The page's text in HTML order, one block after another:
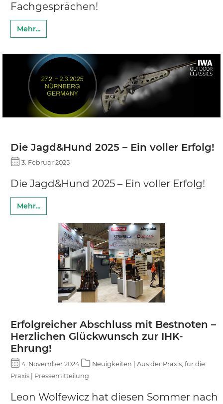
Fachgesprächen!
Mehr...
Die Jagd&Hund 2025 – Ein voller Erfolg!
3. Februar 2025
Die Jagd&Hund 2025 – Ein voller Erfolg!
Mehr...
Erfolgreicher Abschluss mit Bestnoten –
Herzlichen Glückwunsch zur IHK-
Ehrung!
4. November 2024
Neuigkeiten | Aus der Praxis, für die
Praxis | Pressemitteilung
Leon Wolfewicz hat diesen Sommer nach